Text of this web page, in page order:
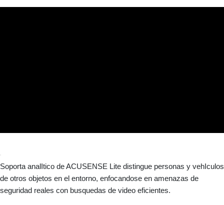
Soporta analItico de ACUSENSE Lite distingue personas y vehIculos
de otros objetos en el entorno, enfocandose en amenazas de
seguridad reales con busquedas de video eficientes.